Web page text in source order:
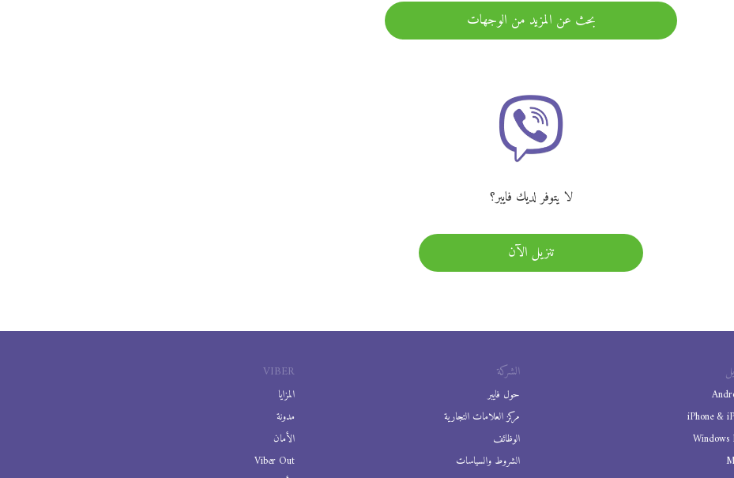
بحث عن المزيد من الوجهات
لا يتوفر لديك فايبر؟
تنزيل الآن
VIBER
المزايا
مدونة
الأمان
Viber Out
الشركة
حول فايبر
مركز العلامات التجارية
الوظائف
الشروط والسياسات
iPhone &
Windows